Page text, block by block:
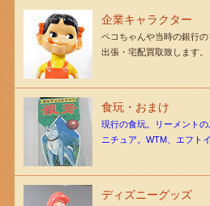
企業キャラクター
ペコちゃんや当時の銀行
出張・宅配買取致します。
食玩・おまけ
現行の食玩。リーメント
ニチュア。WTM、エフト
ディズニーグッズ